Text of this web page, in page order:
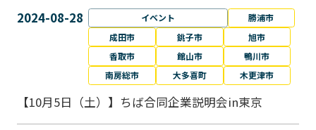
2024-08-28 イベント
勝浦市
成田市
銚子市
旭市
香取市
館山市
鴨川市
南房総市
大多喜町 木更津市
【10月5日（土）】ちば合同企業説明会in東京